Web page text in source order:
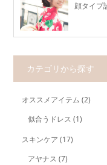
顔タイプ
カテゴリから探す
オススメアイテム (2)
似合うドレス (1)
スキンケア (17)
アヤナス (7)